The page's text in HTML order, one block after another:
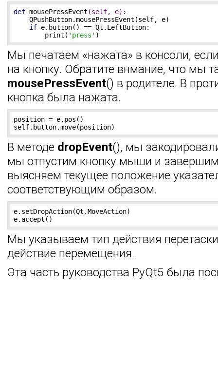
def mousePressEvent (self, e) :
    QPushButton.mousePressEvent(self, e)
if e.button() == Qt.LeftButton:
        print(
'press' )
Мы печатаем «нажата» в консоли,
на кнопку. Обратите внмание, что мы
mousePressEvent() в родителе. В
кнопка была нажата.
position = e.pos()
self.button.move(position)
В методе dropEvent(), мы
мы отпустим кнопку мыши и
выясняем текущее положение
соответствующим образом.
e.setDropAction(Qt.MoveAction)
e.accept()
Мы указываем тип действия
действие перемещения.
Эта часть руководства PyQt5 была